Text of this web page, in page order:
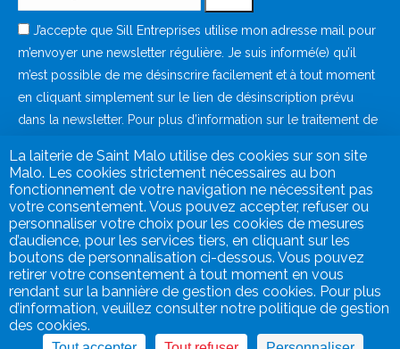
La laiterie de Saint Malo utilise des cookies sur son site
Malo. Les cookies strictement nécessaires au bon
fonctionnement de votre navigation ne nécessitent pas
votre consentement. Vous pouvez accepter, refuser ou
personnaliser votre choix pour les cookies de mesures
d’audience, pour les services tiers, en cliquant sur les
boutons de personnalisation ci-dessous. Vous pouvez
retirer votre consentement à tout moment en vous
rendant sur la bannière de gestion des cookies. Pour plus
d’information, veuillez consulter notre politique de gestion
des cookies.
J’accepte que Sill Entreprises utilise mon adresse mail pour
m’envoyer une newsletter régulière. Je suis informé(e) qu’il
m’est possible de me désinscrire facilement et à tout moment
en cliquant simplement sur le lien de désinscription prévu
dans la newsletter. Pour plus d’information sur le traitement de
de protection des données.
Mentions légales